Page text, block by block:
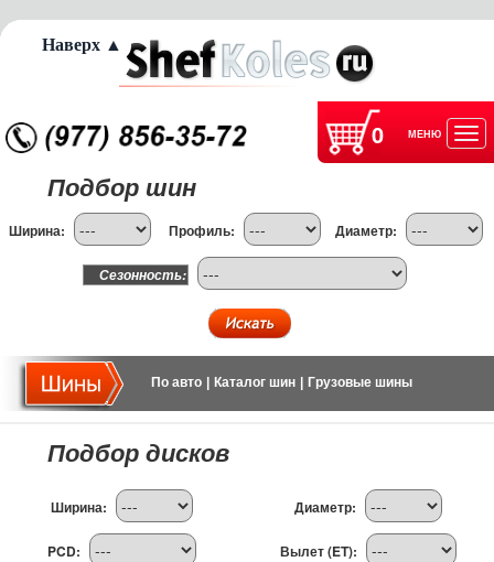
0 МЕНЮ
Подбор шин
Ширина: Профиль: Диаметр:
Сезонность:
По авто Каталог шин Грузовые шины
Подбор дисков
Ширина: Диаметр:
PCD: Вылет (ET):
Наверх ▲